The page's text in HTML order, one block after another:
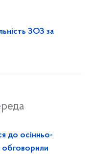
ЗОЗ за
до осінньо-